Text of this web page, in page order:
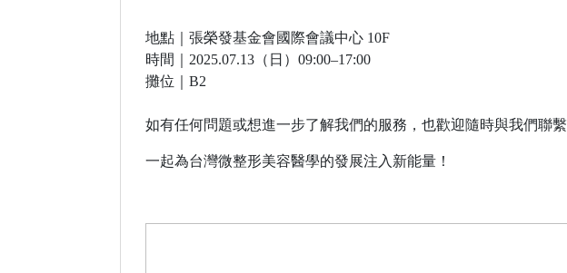
地點｜張榮發基金會國際會議中心 10F
時間｜2025.07.13（日）09:00–17:00
攤位｜B2
如有任何問題或想進一步了解我們的服務，也歡迎隨時與我們聯繫
一起為台灣微整形美容醫學的發展注入新能量！